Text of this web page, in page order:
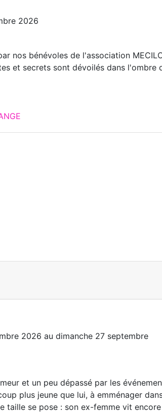
2026
nos bénévoles de l'association
et secrets sont dévoilés dans l'ombre
2026 audimanche 27 septembre
et un peu dépassé par les
plus jeune que lui, à emménager
taille se pose : son ex-femme vit